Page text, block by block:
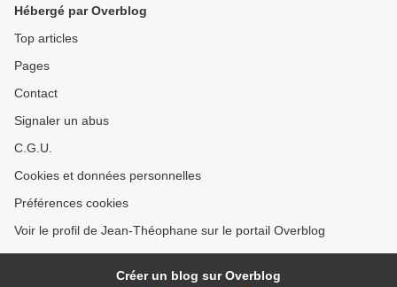
Hébergé par Overblog
Top articles
Pages
Contact
Signaler un abus
C.G.U.
Cookies et données personnelles
Préférences cookies
Voir le profil de Jean-Théophane sur le portail Overblog
Créer un blog sur Overblog